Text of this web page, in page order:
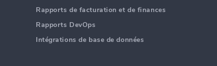
Rapports de facturation et de finances
Rapports DevOps
Intégrations de base de données